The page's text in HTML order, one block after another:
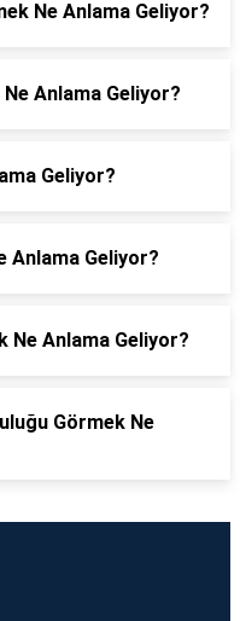
Ne Anlama Geliyor?
Ne Anlama Geliyor?
Geliyor?
Anlama Geliyor?
Ne Anlama Geliyor?
Görmek Ne